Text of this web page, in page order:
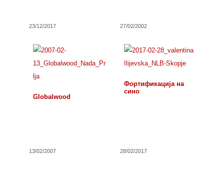
23/12/2017 27/02/2002
Globalwood
13/02/2007
Фортификација на
сино
28/02/2017